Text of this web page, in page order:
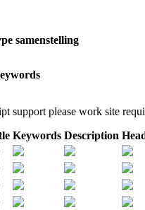
samenstelling
support please work site
Keywords Description